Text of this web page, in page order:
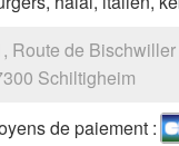
Route de Bischwiller
Schiltigheim
de paiement :